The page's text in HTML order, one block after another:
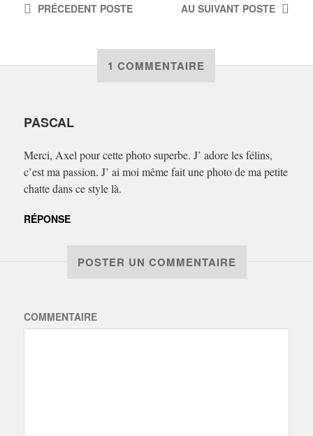
AU SUIVANT POSTE
PRÉCEDENTPOSTE
1 COMMENTAIRE
PASCAL
Merci, Axel pour cette photo superbe. J’ adore les félins,
c’est ma passion. J’ ai moi même fait une photo de ma petite
chatte dans ce style là.
RÉPONSE
POSTER UN COMMENTAIRE
COMMENTAIRE